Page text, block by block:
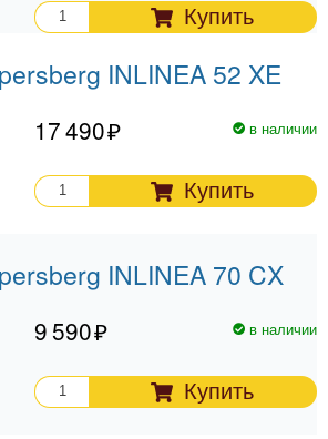
Купить
INLINEA 52 XE
17 490 в наличии
Купить
INLINEA 70 CX
9 590 в наличии
Купить